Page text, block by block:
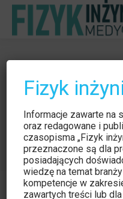
Stan techniki
w obszarach
Jesteś tutaj: Strona
Stan techniki
Fizyk
Informacje zawarte na
oraz redagowane i
czasopisma „Fizyk
przeznaczone są dla
posiadających
wiedzę na temat
kompetencje w
zawartych treści lub